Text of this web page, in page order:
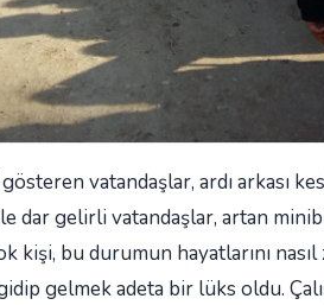
vatandaşlar, ardı arkası
dar gelirli vatandaşlar, artan
kişi, bu durumun hayatlarını
gelmek adeta bir lüks oldu.